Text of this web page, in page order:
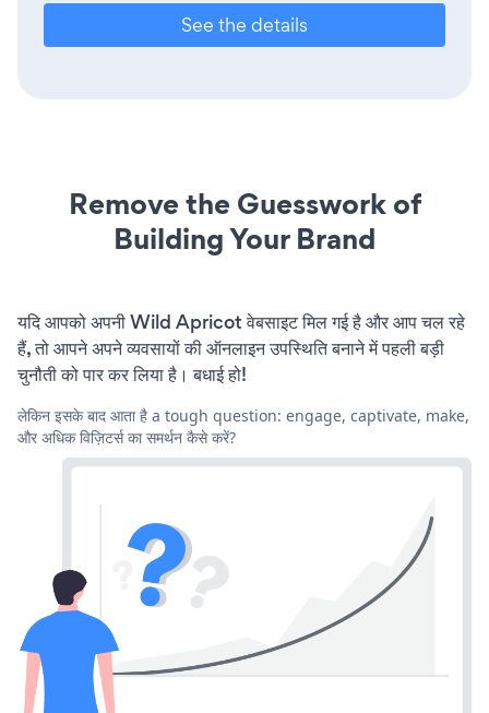
See the details
Remove the Guesswork of
Building Your Brand
यदि आपको अपनी Wild Apricot वेबसाइट मिल गई है और आप चल रहे
हैं, तो आपने अपने व्यवसायों की ऑनलाइन उपस्थिति बनाने में पहली बड़ी
चुनौती को पार कर लिया है। बधाई हो!
लेकिन इसके बाद आता है a tough question: engage, captivate, make,
और अधिक विज़िटर्स का समर्थन कैसे करें?